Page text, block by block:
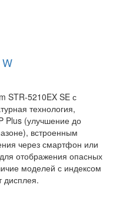
STR-5210EX SE с
технология,
Plus (улучшение до
встроенным
через смартфон или
отображения опасных
моделей с индексом
дисплея.